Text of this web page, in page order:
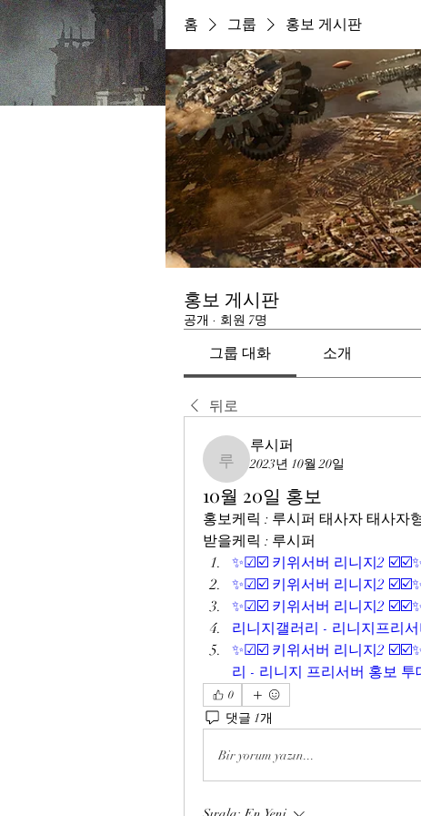
홈 그룹 홍보 게시판
홍보 게시판
공개 · 회원 7명
그룹 대화 소개
뒤로
루시퍼
루시퍼
2023년 10월 20일
10월 20일 홍보
홍보케릭 : 루시퍼 태사자 태사자
받을케릭 : 루시퍼
✨☑☑️ 키위서버 리니지2
✨☑☑️ 키위서버 리니지2
✨☑☑️ 키위서버 리니지2
리니지갤러리 - 리니지프리
✨☑☑️ 키위서버 리니지2
리 - 리니지 프리서버 홍보
0
댓글 1개
Bir yorum yazın...